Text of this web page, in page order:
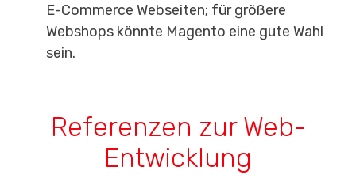
E-Commerce Webseiten; für größere
Webshops könnte Magento eine gute Wahl
sein.
Referenzen zur Web-
Entwicklung